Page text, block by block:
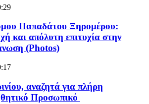
Παπαδάτου Ξηρομέρου:
και απόλυτη επιτυχία στην
(Photos)
αναζητά για πλήρη
Προσωπικό